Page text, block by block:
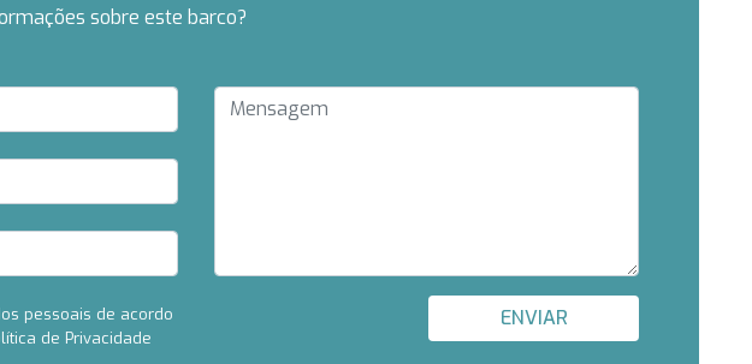
sobre este barco?
pessoais de acordo
de Privacidade
ENVIAR